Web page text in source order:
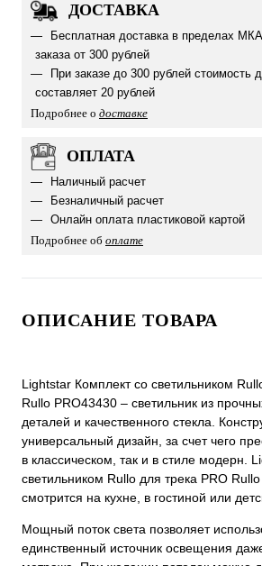
ДОСТАВКА
Бесплатная доставка в пределах
заказа от 300 рублей
При заказе до 300 рублей стоимость
составляет 20 рублей
Подробнее о доставке
ОПЛАТА
Наличный расчет
Безналичный расчет
Онлайн оплата пластиковой картой
Подробнее об оплате
ОПИСАНИЕ ТОВАРА
Lightstar Комплект со светильником
Rullo PRO43430 – светильник из
деталей и качественного стекла.
универсальный дизайн, за счет чего
в классическом, так и в стиле модерн.
светильником Rullo для трека PRO
смотрится на кухне, в гостиной или
Мощный поток света позволяет
единственный источник освещения